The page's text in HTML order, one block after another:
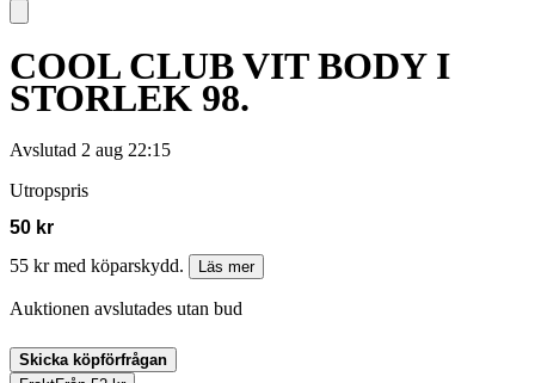
COOL CLUB VIT BODY I
STORLEK 98.
Avslutad 2 aug 22:15
Utropspris
50 kr
55 kr med köparskydd.
Läs mer
Auktionen avslutades utan bud
Skicka köpförfrågan